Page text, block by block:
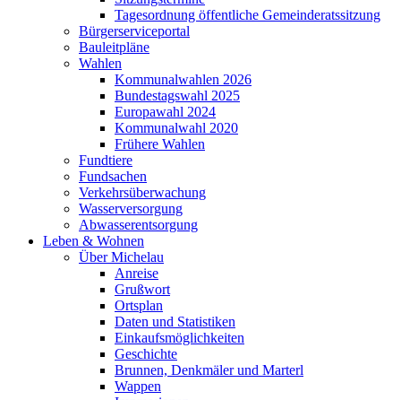
Tagesordnung öffentliche Gemeinderatssitzung
Bürgerserviceportal
Bauleitpläne
Wahlen
Kommunalwahlen 2026
Bundestagswahl 2025
Europawahl 2024
Kommunalwahl 2020
Frühere Wahlen
Fundtiere
Fundsachen
Verkehrsüberwachung
Wasserversorgung
Abwasserentsorgung
Leben & Wohnen
Über Michelau
Anreise
Grußwort
Ortsplan
Daten und Statistiken
Einkaufsmöglichkeiten
Geschichte
Brunnen, Denkmäler und Marterl
Wappen